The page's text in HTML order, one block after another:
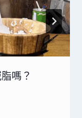
嗎？